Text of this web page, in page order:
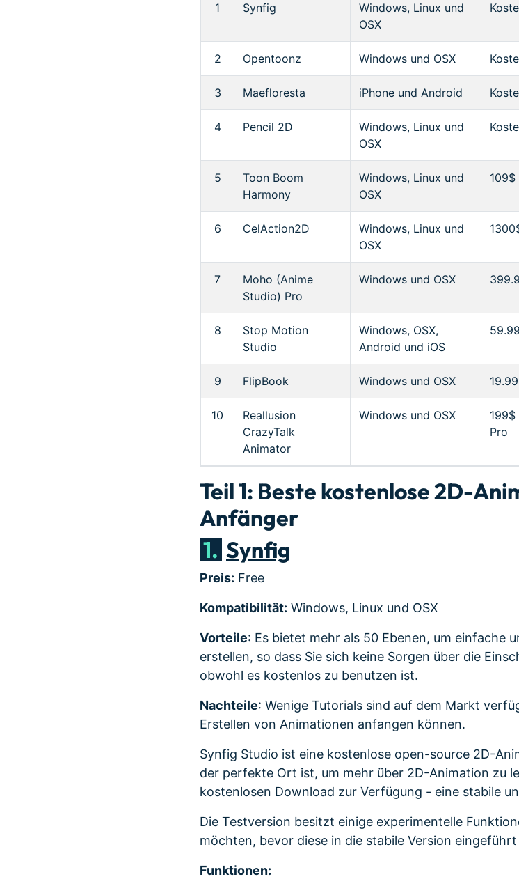
1 Synfig
Windows, Linux und
OSX
2 Opentoonz Windows und OSX
3 Maefloresta iPhone und Android
4 Pencil 2D
Windows, Linux und
OSX
5
Toon Boom
Harmony
Windows, Linux und
OSX
6 CelAction2D
Windows, Linux und
OSX
7
Moho (Anime
Studio) Pro
Windows und OSX
8
Stop Motion
Studio
Windows, OSX,
Android und iOS
9 FlipBook Windows und OSX
10
Reallusion
CrazyTalk
Animator
Windows und OSX
Pro
Teil 1: Beste kostenlose 2D-
Anfänger
1. Synfig
Preis: Free
Kompatibilität: Windows, Linux und OSX
Vorteile: Es bietet mehr als 50 Ebenen, um einfache
erstellen, so dass Sie sich keine Sorgen über die
obwohl es kostenlos zu benutzen ist.
Nachteile: Wenige Tutorials sind auf dem Markt
Erstellen von Animationen anfangen können.
Synfig Studio ist eine kostenlose open-source 2D-
der perfekte Ort ist, um mehr über 2D-Animation zu
kostenlosen Download zur Verfügung - eine stabile
Die Testversion besitzt einige experimentelle
möchten, bevor diese in die stabile Version
Funktionen: